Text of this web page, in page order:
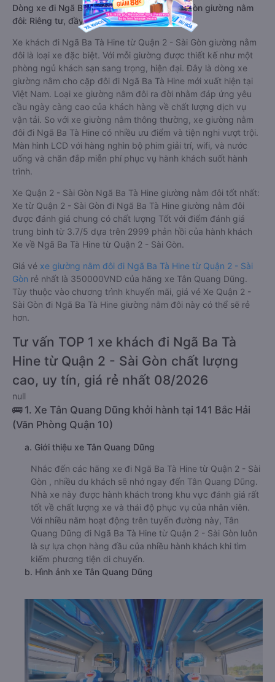
Dòng xe đi Ngã Ba Tà Hine từ Quận 2 - Sài Gòn giường nằm
đôi: Riêng tư, đầy đủ tiện nghi
Xe khách đi Ngã Ba Tà Hine từ Quận 2 - Sài Gòn giường nằm
đôi là loại xe đặc biệt. Với mỗi giường được thiết kế như một
phòng ngủ khách sạn sang trọng, hiện đại. Đây là dòng xe
giường nằm cho cặp đôi đi Ngã Ba Tà Hine mới xuất hiện tại
Việt Nam. Loại xe giường nằm đôi ra đời nhằm đáp ứng yêu
cầu ngày càng cao của khách hàng về chất lượng dịch vụ
vận tải. So với xe giường nằm thông thường, xe giường nằm
đôi đi Ngã Ba Tà Hine có nhiều ưu điểm và tiện nghi vượt trội.
Màn hình LCD với hàng nghìn bộ phim giải trí, wifi, và nước
uống và chăn đắp miễn phí phục vụ hành khách suốt hành
trình.
Xe Quận 2 - Sài Gòn Ngã Ba Tà Hine giường nằm đôi tốt nhất:
Xe từ Quận 2 - Sài Gòn đi Ngã Ba Tà Hine giường nằm đôi
được đánh giá chung có chất lượng Tốt với điểm đánh giá
trung bình từ 3.7/5 dựa trên 2999 phản hồi của hành khách
Xe về Ngã Ba Tà Hine từ Quận 2 - Sài Gòn.
Giá vé xe giường nằm đôi đi Ngã Ba Tà Hine từ Quận 2 - Sài
Gòn rẻ nhất là 350000VND của hãng xe Tân Quang Dũng.
Tùy thuộc vào chương trình khuyến mãi, giá vé Xe Quận 2 -
Sài Gòn đi Ngã Ba Tà Hine giường nằm đôi này có thể sẽ rẻ
hơn.
Tư vấn TOP 1 xe khách đi Ngã Ba Tà
Hine từ Quận 2 - Sài Gòn chất lượng
cao, uy tín, giá rẻ nhất 08/2026
null
🚌 1. Xe Tân Quang Dũng khởi hành tại 141 Bắc Hải
(Văn Phòng Quận 10)
a. Giới thiệu xe Tân Quang Dũng
Nhắc đến các hãng xe đi Ngã Ba Tà Hine từ Quận 2 - Sài
Gòn , nhiều du khách sẽ nhớ ngay đến Tân Quang Dũng.
Nhà xe này được hành khách trong khu vực đánh giá rất
tốt về chất lượng xe và thái độ phục vụ của nhân viên.
Với nhiều năm hoạt động trên tuyến đường này, Tân
Quang Dũng đi Ngã Ba Tà Hine từ Quận 2 - Sài Gòn luôn
là sự lựa chọn hàng đầu của nhiều hành khách khi tìm
kiếm phương tiện di chuyển.
b. Hình ảnh xe Tân Quang Dũng